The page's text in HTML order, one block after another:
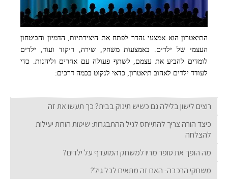
קרדיט ל pixabay
התיאטרון הוא אמצעי נהדר לפתח את היצירתיות, הדמיון והביטחון
העצמי של ילדים. באמצעות משחק, שירה, ריקוד ועוד, ילדים
לומדים להביע את עצמם, לשתף פעולה עם אחרים וליהנות. כדי
לעודד ילדים לאהוב תיאטרון, כדאי לנקוט בכמה דרכים:
רוצים לישון בלילה גם כשיש תינוק בבית? כך תעשו את זה
כיצד הורה צריך להתייחס לגיל ההתבגרות: שיטות הורות יעילות
להצלחה
מה הופך את סופר מריו למשחק המועדף על ילדים?
משחקי הרכבה- האם זה מתאים לכל גיל?